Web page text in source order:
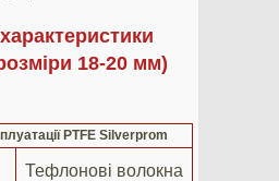
18-20 мм)
PTFE Silverprom
Тефлонові волокна